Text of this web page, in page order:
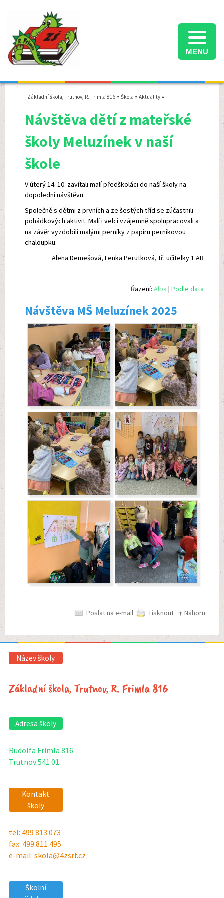
MENU
Základní škola, Trutnov, R. Frimla 816 » Škola » Aktuality »
Návštěva dětí z mateřské
školy Meluzínek v naší
škole
V úterý 14. 10. zavítali malí předškoláci do naší školy na
dopolední návštěvu.
Společně s dětmi z prvních a ze šestých tříd se zúčastnili
pohádkových aktivit. Malí i velcí vzájemně spolupracovali a
na závěr vyzdobili malými perníky z papíru perníkovou
chaloupku.
Alena Demešová, Lenka Perutková, tř. učitelky 1.AB
Řazení: Alba | Podle data
Návštěva MŠ Meluzínek 2025
Poslat na e-mail Tisknout ↑ Nahoru
Název školy
Základní škola, Trutnov, R. Frimla 816
Adresa školy
Rudolfa Frimla 816
Trutnov 541 01
Kontakt
školy
tel: 499 813 073
fax: 499 811 495
e-mail: skola@4zsrf.cz
Školní